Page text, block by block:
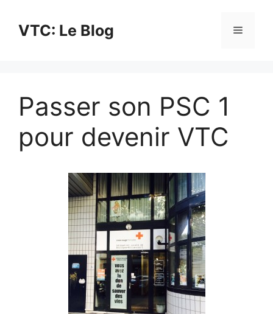
contenuVTC: Le Blog Menu
Passer son PSC 1
pour devenir VTC